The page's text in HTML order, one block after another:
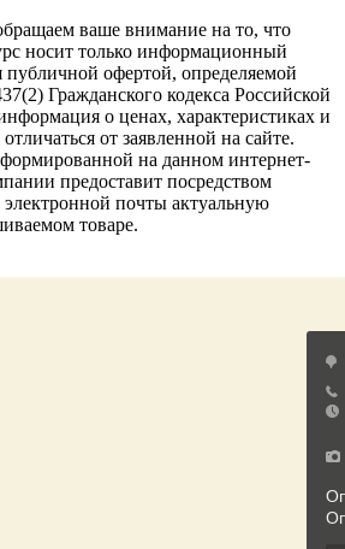
ваше внимание на то, что
носит только информационный
публичной офертой, определяемой
Гражданского кодекса Российской
о ценах, характеристиках и
от заявленной на сайте.
на данном интернет-
предоставит посредством
почты актуальную
товаре.